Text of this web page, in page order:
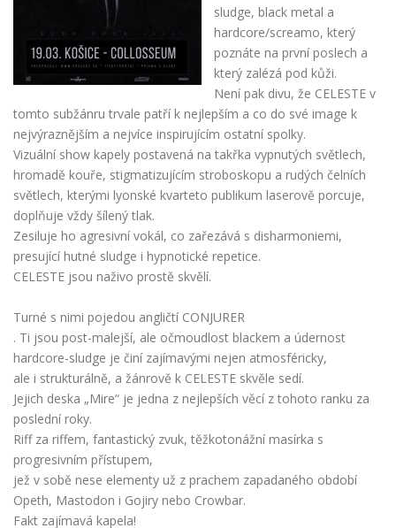
sludge, black metal a
hardcore/screamo, který
poznáte na první poslech a
který zalézá pod kůži.
Není pak divu, že CELESTE v
tomto subžánru trvale patří k nejlepším a co do své image k
nejvýraznějším a nejvíce inspirujícím ostatní spolky.
Vizuální show kapely postavená na takřka vypnutých světlech,
hromadě kouře, stigmatizujícím stroboskopu a rudých čelních
světlech, kterými lyonské kvarteto publikum laserově porcuje,
doplňuje vždy šílený tlak.
Zesiluje ho agresivní vokál, co zařezává s disharmoniemi,
presující hutné sludge i hypnotické repetice.
CELESTE jsou naživo prostě skvělí.
Turné s nimi pojedou angličtí CONJURER
. Ti jsou post-malejší, ale očmoudlost blackem a údernost
hardcore-sludge je činí zajímavými nejen atmosféricky,
ale i strukturálně, a žánrově k CELESTE skvěle sedí.
Jejich deska „Mire“ je jedna z nejlepších věcí z tohoto ranku za
poslední roky.
Riff za riffem, fantastický zvuk, těžkotonážní masírka s
progresivním přístupem,
jež v sobě nese elementy už z prachem zapadaného období
Opeth, Mastodon i Gojiry nebo Crowbar.
Fakt zajímavá kapela!